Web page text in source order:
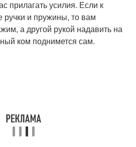
прилагать усилия. Если к
ручки и пружины, то вам
а другой рукой надавить на
ком поднимется сам.